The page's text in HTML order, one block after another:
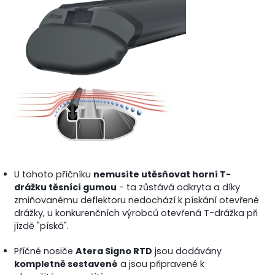
U tohoto příčníku nemusíte utěsňovat horní T-
drážku těsnící gumou - ta zůstává odkryta a díky
zmiňovanému deflektoru nedochází k pískání otevřené
drážky, u konkurenčních výrobců otevřená T-drážka při
jízdě "píská".
Příčné nosičeAtera Signo RTD jsou dodávány
kompletně sestavené a jsou připravené k